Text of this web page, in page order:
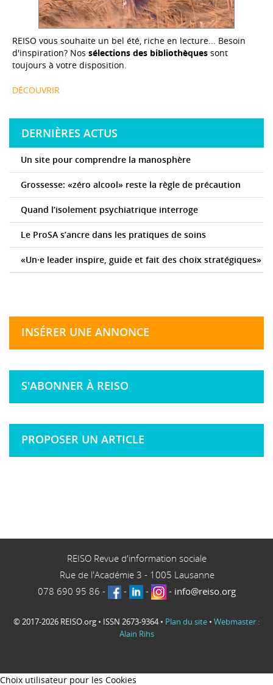
REISO vous souhaite un bel été, riche en lecture... Besoin
d'inspiration? Nos sélections des bibliothèques sont
toujours à votre disposition.
DÉCOUVRIR
DERNIÈRES ACTUS
Un site pour comprendre la manosphère
Grossesse: «zéro alcool» reste la règle de précaution
Quand l’isolement psychiatrique interroge
Le ProSA s’ancre dans les pratiques de soins
«Un·e leader inspire, guide et fait des choix stratégiques»
INSÉRER UNE ANNONCE
S'ABONNER À REISO
PROPOSER UN ARTICLE
REISO Revue d'information sociale
Rue de l'Académie 3 - 1005 Lausanne
078 690 95 86 - - - - info@reiso.org
© 2017-2026 REISO.org • ISSN 2673-9364 • Plan du site • Webmaster :
Alain Rihs
Choix utilisateur pour les Cookies